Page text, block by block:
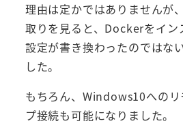
理由は定かではありませんが
取りを見ると、Dockerをイン
設定が書き換わったのではな
した。
もちろん、Windows10へのリ
プ接続も可能になりました。